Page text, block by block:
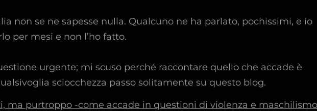
non se ne sapesse nulla. Qualcuno ne ha parlato, pochissimi, e io
per mesi e non l’ho fatto.
urgente; mi scuso perché raccontare quello che accade è
sciocchezza passo solitamente su questo blog.
ma purtroppo -come accade in questioni di violenza e